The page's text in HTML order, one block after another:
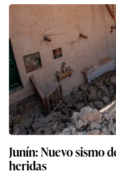
Junín: Nuevo sismo
heridas